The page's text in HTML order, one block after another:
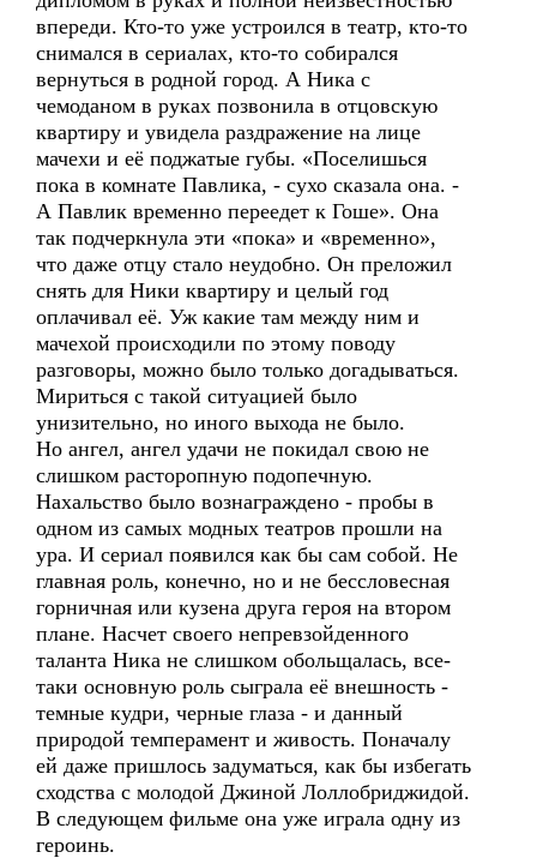
впереди. Кто-то уже устроился в театр, кто-то
снимался в сериалах, кто-то собирался
вернуться в родной город. А Ника с
чемоданом в руках позвонила в отцовскую
квартиру и увидела раздражение на лице
мачехи и её поджатые губы. «Поселишься
пока в комнате Павлика, - сухо сказала она. -
А Павлик временно переедет к Гоше». Она
так подчеркнула эти «пока» и «временно»,
что даже отцу стало неудобно. Он преложил
снять для Ники квартиру и целый год
оплачивал её. Уж какие там между ним и
мачехой происходили по этому поводу
разговоры, можно было только догадываться.
Мириться с такой ситуацией было
унизительно, но иного выхода не было.
Но ангел, ангел удачи не покидал свою не
слишком расторопную подопечную.
Нахальство было вознаграждено - пробы в
одном из самых модных театров прошли на
ура. И сериал появился как бы сам собой. Не
главная роль, конечно, но и не бессловесная
горничная или кузена друга героя на втором
плане. Насчет своего непревзойденного
таланта Ника не слишком обольщалась, все-
таки основную роль сыграла её внешность -
темные кудри, черные глаза - и данный
природой темперамент и живость. Поначалу
ей даже пришлось задуматься, как бы избегать
сходства с молодой Джиной Лоллобриджидой.
В следующем фильме она уже играла одну из
героинь.